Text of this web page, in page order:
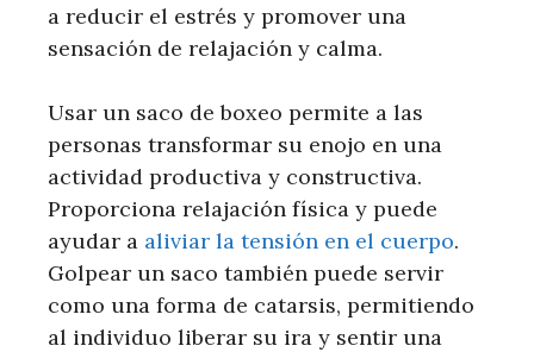
a reducir el estrés y promover una
sensación de relajación y calma.
Usar un saco de boxeo permite a las
personas transformar su enojo en una
actividad productiva y constructiva.
Proporciona relajación física y puede
ayudar a aliviar la tensión en el cuerpo.
Golpear un saco también puede servir
como una forma de catarsis, permitiendo
al individuo liberar su ira y sentir una